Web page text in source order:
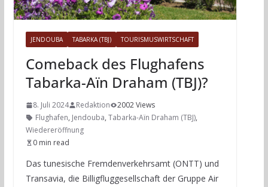
JENDOUBA TABARKA (TBJ) TOURISMUSWIRTSCHAFT
Comeback des Flughafens
Tabarka-Aïn Draham (TBJ)?
8. Juli 2024 Redaktion
2002 Views
Flughafen, Jendouba, Tabarka-Aïn Draham (TBJ),
Wiedereröffnung
0 min read
Das tunesische Fremdenverkehrsamt (ONTT) und
Transavia, die Billigfluggesellschaft der Gruppe Air